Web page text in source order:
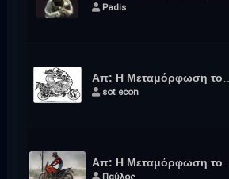
Padis
sot econ
Παύλος